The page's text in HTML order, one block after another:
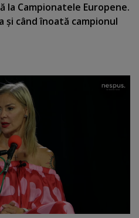
la Campionatele Europene.
când înoată campionul